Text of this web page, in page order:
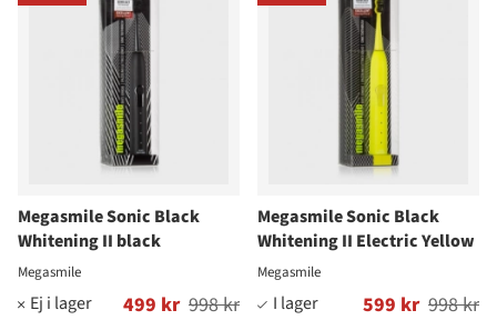
Megasmile Sonic Black
Whitening II black
Megasmile
499 kr
Ordinarie pris: 998 kr
Megasmile Sonic Black
Whitening II Electric Yellow
Megasmile
599 kr
Ordinarie pris: 998 kr